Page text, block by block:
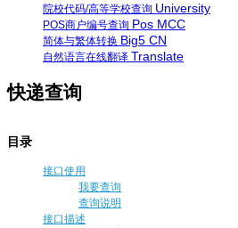
院校代码/高等学校查询 University
POS商户编号查询 Pos MCC
简体与繁体转换 Big5 CN
自然语言在线翻译 Translate
快递查询
目录
接口使用
我要查询
查询说明
接口描述